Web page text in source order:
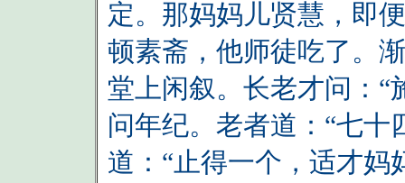
定。那妈妈儿贤慧，即
顿素斋，他师徒吃了。
堂上闲叙。长老才问：“
问年纪。老者道：“七十
道：“止得一个，适才妈